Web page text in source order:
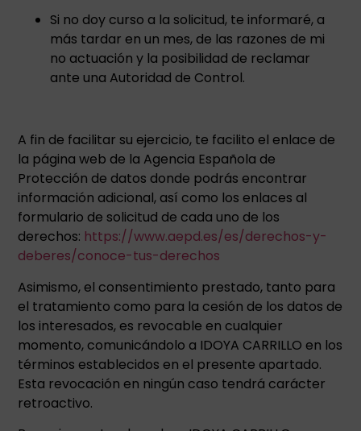
Si no doy curso a la solicitud, te informaré, a
más tardar en un mes, de las razones de mi
no actuación y la posibilidad de reclamar
ante una Autoridad de Control.
A fin de facilitar su ejercicio, te facilito el enlace de
la página web de la Agencia Española de
Protección de datos donde podrás encontrar
información adicional, así como los enlaces al
formulario de solicitud de cada uno de los
derechos: https://www.aepd.es/es/derechos-y-
deberes/conoce-tus-derechos
Asimismo, el consentimiento prestado, tanto para
el tratamiento como para la cesión de los datos de
los interesados, es revocable en cualquier
momento, comunicándolo a IDOYA CARRILLO en los
términos establecidos en el presente apartado.
Esta revocación en ningún caso tendrá carácter
retroactivo.